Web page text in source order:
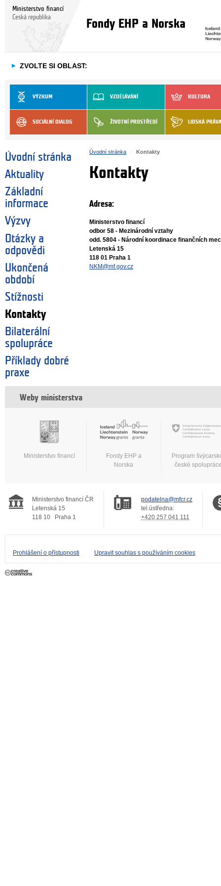
Ministerstvo financí
Česká republika
Fondy EHP a Norska
► ZVOLTE SI OBLAST:
VÝZKUM VZDĚLÁVÁNÍ KULTURA
SOCIÁLNÍ DIALOG ŽIVOTNÍ PROSTŘEDÍ LIDSKÁ PRÁVA
Úvodní stránka
Aktuality
Základní
informace
Výzvy
Otázky a
odpovědi
Ukončená
období
Stížnosti
Kontakty
Bilaterální
spolupráce
Příklady dobré
praxe
Úvodní stránka Kontakty
Kontakty
Adresa:
Ministerstvo financí
odbor 58 - Mezinárodní vztahy
odd. 5804 - Národní koordinace finančních
Letenská 15
118 01 Praha 1
NKM@mf.gov.cz
Weby ministerstva
Ministerstvo financí
Fondy EHP a
Norska
Program
české
Ministerstvo financí ČR
Letenská 15
118 10
Praha 1
podatelna@mfcr.cz
tel.ústředna:
+420 257 041 111
Prohlášení o přístupnosti Upravit souhlas s používáním cookies